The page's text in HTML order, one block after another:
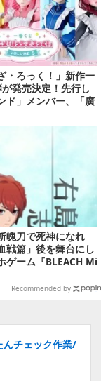
・ろっく！」新作一
発売決定！先行し
ド」メンバー、「廣
メイド衣装フィギュ
魄刀で死神になれ
戦篇」後を舞台にし
ゲーム『BLEACH Mi
ローズドβテスト
Recommended by
チェック作業/